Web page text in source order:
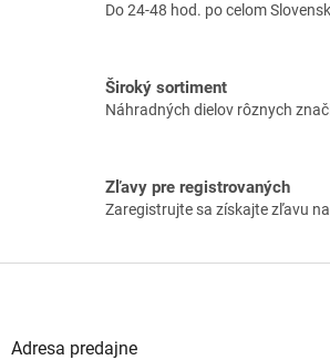
k
p
i
Do 24-48 hod. po celom
Široký sortiment
Náhradných dielov rôznych
Zľavy pre registrovaných
Zaregistrujte sa získajte zľavu
Adresa predajne